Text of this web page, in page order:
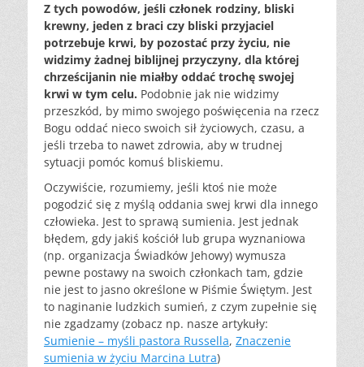
Z tych powodów, jeśli członek rodziny, bliski
krewny, jeden z braci czy bliski przyjaciel
potrzebuje krwi, by pozostać przy życiu, nie
widzimy żadnej biblijnej przyczyny, dla której
chrześcijanin nie miałby oddać trochę swojej
krwi w tym celu. Podobnie jak nie widzimy
przeszkód, by mimo swojego poświęcenia na rzecz
Bogu oddać nieco swoich sił życiowych, czasu, a
jeśli trzeba to nawet zdrowia, aby w trudnej
sytuacji pomóc komuś bliskiemu.
Oczywiście, rozumiemy, jeśli ktoś nie może
pogodzić się z myślą oddania swej krwi dla innego
człowieka. Jest to sprawą sumienia. Jest jednak
błędem, gdy jakiś kościół lub grupa wyznaniowa
(np. organizacja Świadków Jehowy) wymusza
pewne postawy na swoich członkach tam, gdzie
nie jest to jasno określone w Piśmie Świętym. Jest
to naginanie ludzkich sumień, z czym zupełnie się
nie zgadzamy (zobacz np. nasze artykuły:
Sumienie – myśli pastora Russella, Znaczenie
sumienia w życiu Marcina Lutra)